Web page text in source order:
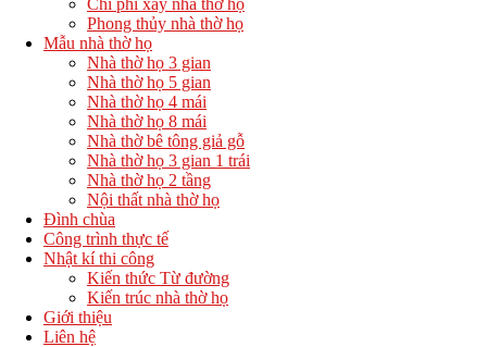
Chi phí xây nhà thờ họ
Phong thủy nhà thờ họ
Mẫu nhà thờ họ
Nhà thờ họ 3 gian
Nhà thờ họ 5 gian
Nhà thờ họ 4 mái
Nhà thờ họ 8 mái
Nhà thờ bê tông giả gỗ
Nhà thờ họ 3 gian 1 trái
Nhà thờ họ 2 tầng
Nội thất nhà thờ họ
Đình chùa
Công trình thực tế
Nhật kí thi công
Kiến thức Từ đường
Kiến trúc nhà thờ họ
Giới thiệu
Liên hệ